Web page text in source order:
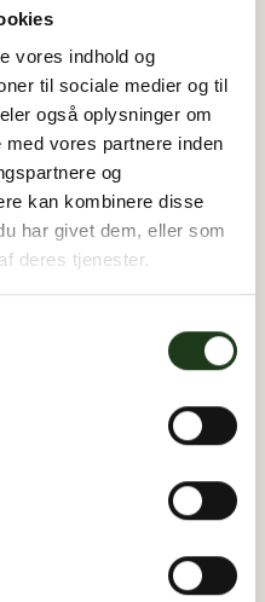
vores indhold og
til sociale medier og til
også oplysninger om
vores partnere inden
og
kan kombinere disse
har givet dem, eller som
deres tjenester.
blandt andet i forhold
ogskifteformer
for dig som